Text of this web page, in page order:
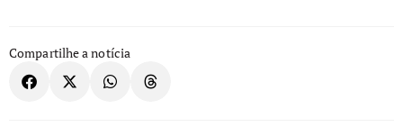
Compartilhe a notícia